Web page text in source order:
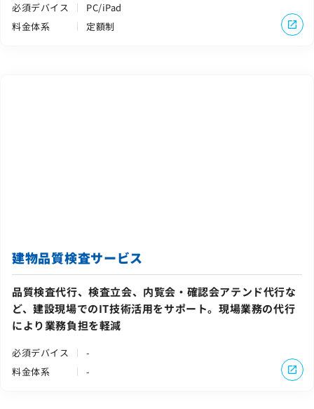
必須デバイス
PC/iPad
料金体系
定額制
建物品質検査サービス
品質検査代行、検査立会、内覧会・確認会アテンド代行な
ど、建設現場でのIT技術活用をサポート。現場業務の代行
により業務負担を軽減
必須デバイス
-
料金体系
-